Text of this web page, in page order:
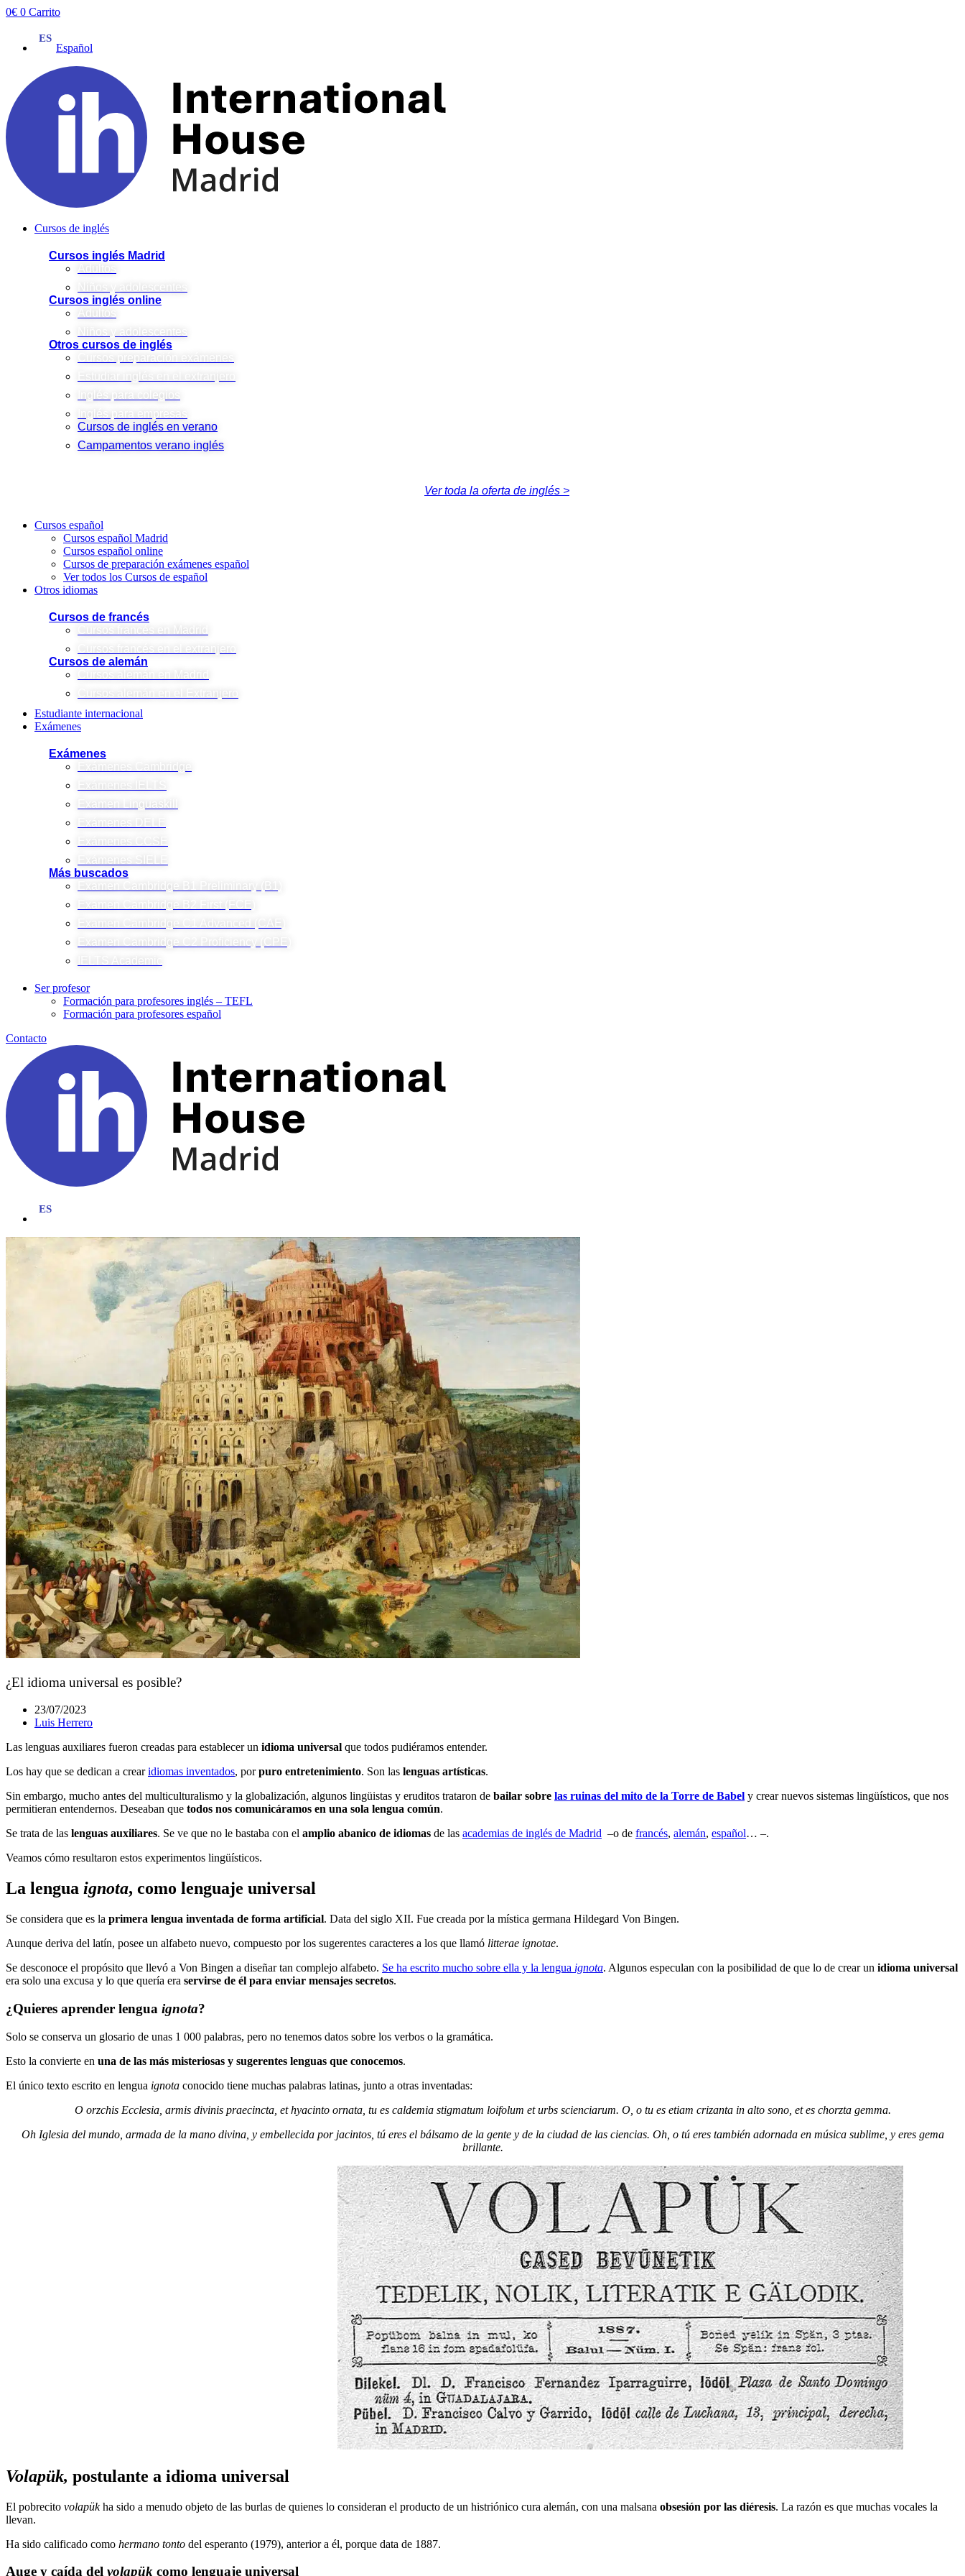
Ir
contenido
0€ 0 Carrito
Español
Cursos de inglés
Cursos inglés Madrid
Adultos
Niños y adolescentes
Cursos inglés online
Adultos
Niños y adolescentes
Otros cursos de inglés
Cursos preparación exámenes
Estudiar inglés en el extranjero
Inglés para colegios
Inglés para empresas
Cursos de inglés en verano
Campamentos verano inglés
Ver toda la oferta de inglés >
Cursos español
Cursos español Madrid
Cursos español online
Cursos de preparación exámenes español
Ver todos los Cursos de español
Otros idiomas
Cursos de francés
Cursos francés en Madrid
Cursos de alemán
Cursos alemán en Madrid
Cursos alemán en el Extranjero
Estudiante internacional
Exámenes
Exámenes
Exámenes Cambridge
Exámenes IELTS
Examen Linguaskill
Exámenes DELE
Exámenes CCSE
Exámenes SIELE
Más buscados
Examen Cambridge B1 Preliminary (B1)
Examen Cambridge B2 First (FCE)
Examen Cambridge C1 Advanced (CAE)
Examen Cambridge C2 Proficiency (CPE)
IELTS Academic
Ser profesor
Formación para profesores inglés – TEFL
Formación para profesores español
Contacto
¿El idioma universal es posible?
23/07/2023
Luis Herrero
Las lenguas auxiliares fueron creadas para establecer un idioma universal que todos pudiéramos entender.
Los hay que se dedican a crearidiomas inventados, porpuro entretenimiento. Son las lenguas artísticas.
Sin embargo, mucho antes del multiculturalismo y la globalización, algunos lingüistas y eruditos trataron de bailar sobre las ruinas del mito de la Torre de Babel y crear nuevos sistemas lingüísticos, que nos
permitieran entendernos. Deseaban que todos nos comunicáramos en una sola lengua común.
Se trata de las lenguas auxiliares. Se ve que no le bastaba con el amplio abanico de idiomas de las academias de inglés de Madrid –o de francés, alemán, español… –.
Veamos cómo resultaron estos experimentos lingüísticos.
La lengua ignota, como lenguaje universal
Se considera que es la primera lengua inventada de forma artificial. Data del siglo XII. Fue creada por la mística germana Hildegard Von Bingen.
Aunque deriva del latín, posee un alfabeto nuevo, compuesto por los sugerentes caracteres a los que llamó litterae ignotae.
Se desconoce el propósito que llevó a Von Bingen a diseñar tan complejo alfabeto. Se ha escrito mucho sobre ella y la lengua ignota. Algunos especulan con la posibilidad de que lo de crear un idioma universal
era solo una excusa y lo que quería era servirse de él para enviar mensajes secretos.
¿Quieres aprender lengua ignota?
Solo se conserva un glosario de unas 1 000 palabras, pero no tenemos datos sobre los verbos o la gramática.
Esto la convierte en una de las más misteriosas y sugerentes lenguas que conocemos.
El único texto escrito en lengua ignota conocido tiene muchas palabras latinas, junto a otras inventadas:
O orzchis Ecclesia, armis divinis praecincta, et hyacinto ornata, tu es caldemia stigmatum loifolum et urbs scienciarum. O, o tu es etiam crizanta in alto sono, et es chorzta gemma.
Oh Iglesia del mundo, armada de la mano divina, y embellecida por jacintos, tú eres el bálsamo de la gente y de la ciudad de las ciencias. Oh, o tú eres también adornada en música sublime, y eres gema
brillante.
Volapük, postulante a idioma universal
El pobrecito volapükha sido a menudo objeto de las burlas de quienes lo consideran el producto de un histriónico cura alemán, con una malsana obsesión por las diéresis. La razón es que muchas vocales la
llevan.
Ha sido calificado como hermano tonto del esperanto (1979), anterior a él, porque data de 1887.
Auge y caída del volapük como lenguaje universal